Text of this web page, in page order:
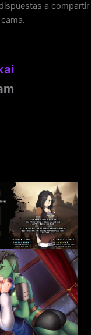
a compartir